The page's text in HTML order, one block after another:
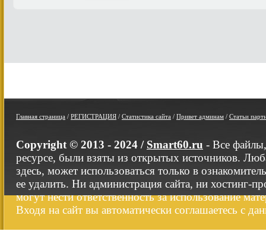
Главная страница / РЕГИСТРАЦИЯ / Статистика сайта / Привет админам / Статьи
Copyright © 2013 - 2024 / Smart60.ru - Все
ресурсе, были взяты из открытых источников.
здесь, может использоваться только в
ее удалить. Ни администрация сайта, ни хостинг-
могут нести ответственность за использование
Входя на сайт вы автоматически соглашаетесь с